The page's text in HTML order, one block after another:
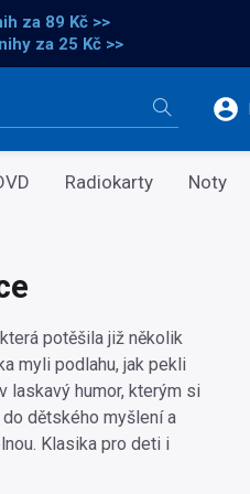
za 89 Kč >>
za 25 Kč >>
Radiokarty Noty
potěšila již několik
myli podlahu, jak pekli
laskavý humor, kterým si
dětského myšlení a
Klasika pro deti i